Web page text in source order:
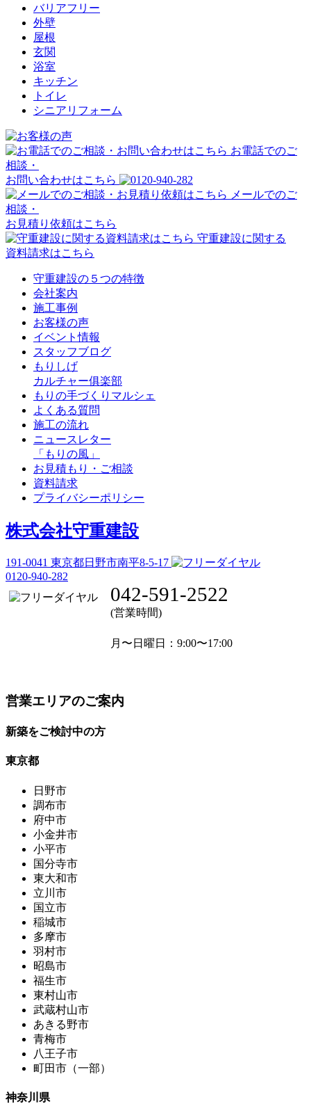
バリアフリー
外壁
屋根
玄関
浴室
キッチン
トイレ
シニアリフォーム
お電話でのご
相談・
お問い合わせはこちら
メールでのご
相談・
お見積り依頼はこちら
守重建設に関する
資料請求はこちら
守重建設の５つの特徴
会社案内
施工事例
お客様の声
イベント情報
スタッフブログ
もりしげ
カルチャー俱楽部
もりの手づくりマルシェ
よくある質問
施工の流れ
ニュースレター
「もりの風」
お見積もり・ご相談
資料請求
プライバシーポリシー
株式会社守重建設
191-0041 東京都日野市南平8-5-17
0120-940-282
042-591-2522
(営業時間)
月〜日曜日 ：9:00〜17:00
営業エリアのご案内
新築をご検討中の方
東京都
日野市
調布市
府中市
小金井市
小平市
国分寺市
東大和市
立川市
国立市
稲城市
多摩市
羽村市
昭島市
福生市
東村山市
武蔵村山市
あきる野市
青梅市
八王子市
町田市（一部）
神奈川県